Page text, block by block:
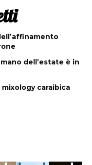
dell’estate è in
mixology caraibica